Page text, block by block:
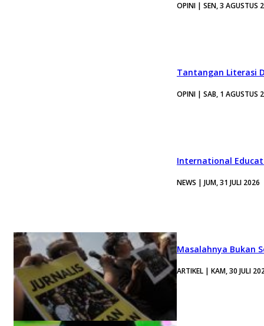
OPINI | SEN, 3 AGUSTUS
Tantangan Literasi
OPINI | SAB, 1 AGUSTUS
International
NEWS | JUM, 31 JULI 2026
Masalahnya Bukan
ARTIKEL | KAM, 30 JULI